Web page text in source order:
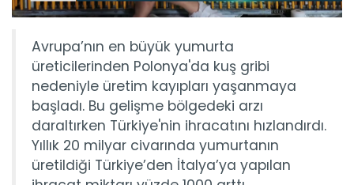
Avrupa’nın en büyük yumurta
üreticilerinden Polonya'da kuş gribi
nedeniyle üretim kayıpları yaşanmaya
başladı. Bu gelişme bölgedeki arzı
daraltırken Türkiye'nin ihracatını hızlandırdı.
Yıllık 20 milyar civarında yumurtanın
üretildiği Türkiye’den İtalya’ya yapılan